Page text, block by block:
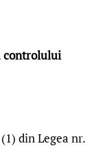
controlului
din Legea nr.